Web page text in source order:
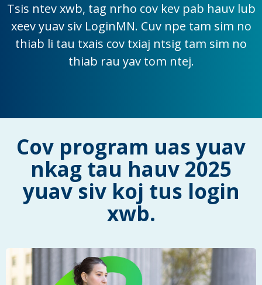
Tsis ntev xwb, tag nrho cov kev pab hauv lub
xeev yuav siv LoginMN. Cuv npe tam sim no
thiab li tau txais cov txiaj ntsig tam sim no
thiab rau yav tom ntej.
Cov program uas yuav
nkag tau hauv 2025
yuav siv koj tus login
xwb.